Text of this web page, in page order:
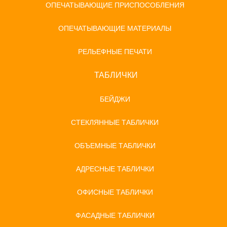
ОПЕЧАТЫВАЮЩИЕ ПРИСПОСОБЛЕНИЯ
ОПЕЧАТЫВАЮЩИЕ МАТЕРИАЛЫ
РЕЛЬЕФНЫЕ ПЕЧАТИ
ТАБЛИЧКИ
БЕЙДЖИ
СТЕКЛЯННЫЕ ТАБЛИЧКИ
ОБЪЕМНЫЕ ТАБЛИЧКИ
АДРЕСНЫЕ ТАБЛИЧКИ
ОФИСНЫЕ ТАБЛИЧКИ
ФАСАДНЫЕ ТАБЛИЧКИ